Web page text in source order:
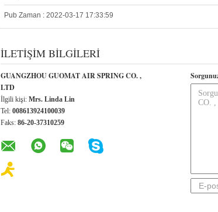
Pub Zaman : 2022-03-17 17:33:59
İLETIŞIM BILGILERI
GUANGZHOU GUOMAT AIR SPRING CO. ,
LTD
İlgili kişi: Mrs. Linda Lin
Tel: 008613924100039
Faks: 86-20-37310259